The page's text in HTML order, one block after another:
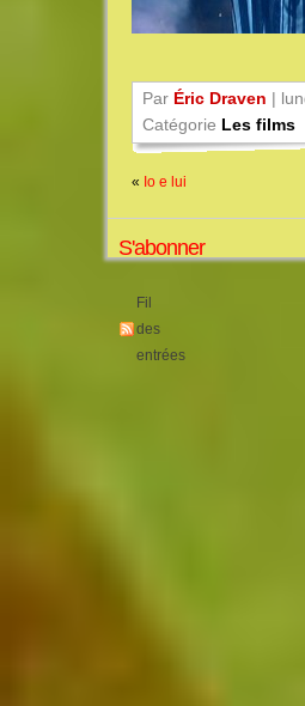
Par Éric Draven |
Catégorie Les films
« Io e lui
S'abonner
Fil
des
entrées